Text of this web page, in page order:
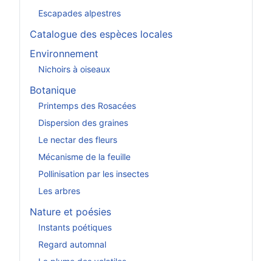
Escapades alpestres
Catalogue des espèces locales
Environnement
Nichoirs à oiseaux
Botanique
Printemps des Rosacées
Dispersion des graines
Le nectar des fleurs
Mécanisme de la feuille
Pollinisation par les insectes
Les arbres
Nature et poésies
Instants poétiques
Regard automnal